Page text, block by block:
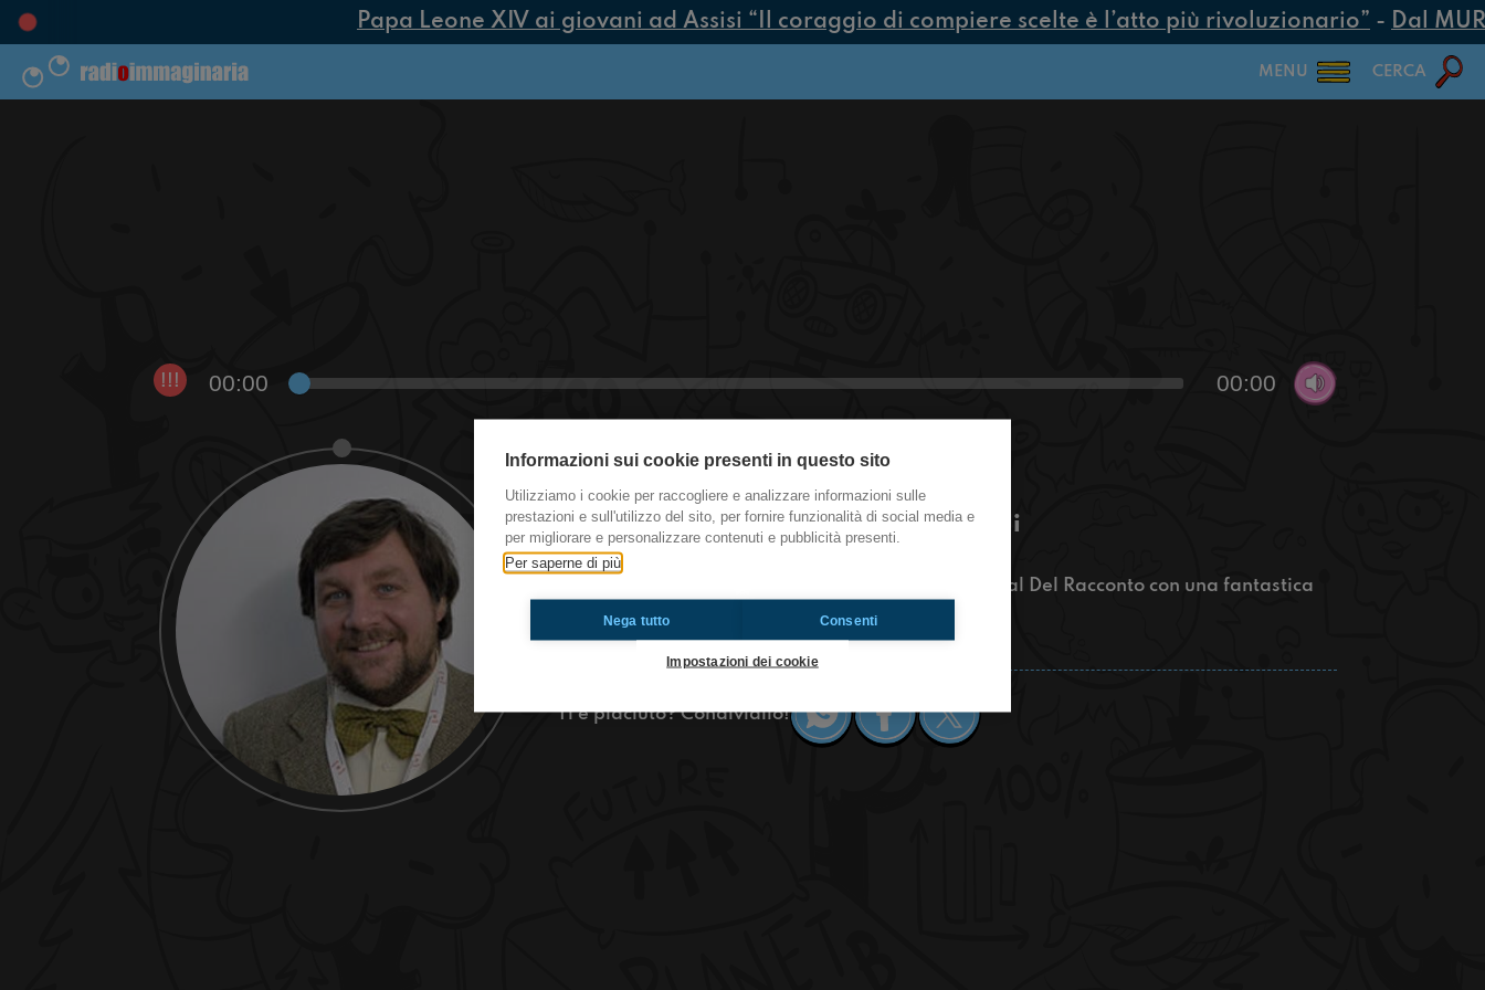
Papa Leone XIV ai giovani ad Assisi “Il coraggio di compiere scelte è l’atto più rivoluzionario”- Dal
MENU CERCA
!!! 00:00 00:00
#carpi Festa del racconto: Luca Mercalli
Event
Bella rega siamo qui con l'ultima diretta dal Festival Del Racconto con una fantastica
Ti è piaciuto? Condividilo!
Informazioni sui cookie presenti in questo sito
Utilizziamo i cookie per raccogliere e analizzare informazioni sulle
prestazioni e sull'utilizzo del sito, per fornire funzionalità di social media e
per migliorare e personalizzare contenuti e pubblicità presenti.
Per saperne di più
Nega tutto Consenti
Impostazioni dei cookie